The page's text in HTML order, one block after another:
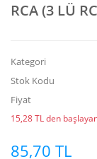
RCA (3 LÜ
Kategori
Stok Kodu
Fiyat
15,28 TL den
85,70 TL